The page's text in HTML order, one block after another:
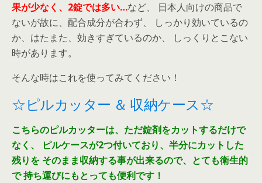
果が少なく、2錠では多い…など、 日本人向けの商品で
ないが故に、配合成分が合わず、 しっかり効いているの
か、はたまた、効きすぎているのか、 しっくりとこない
時があります。
そんな時はこれを使ってみてください！
☆ピルカッター ＆ 収納ケース☆
こちらのピルカッターは、ただ錠剤をカットするだけで
なく、
ピルケースが2つ付いており、半分にカットした
残りを そのまま収納する事が出来るので、とても衛生的
で持ち運びにもとっても便利です！